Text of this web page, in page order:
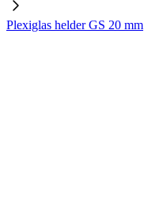
Plexiglas helder GS 20 mm